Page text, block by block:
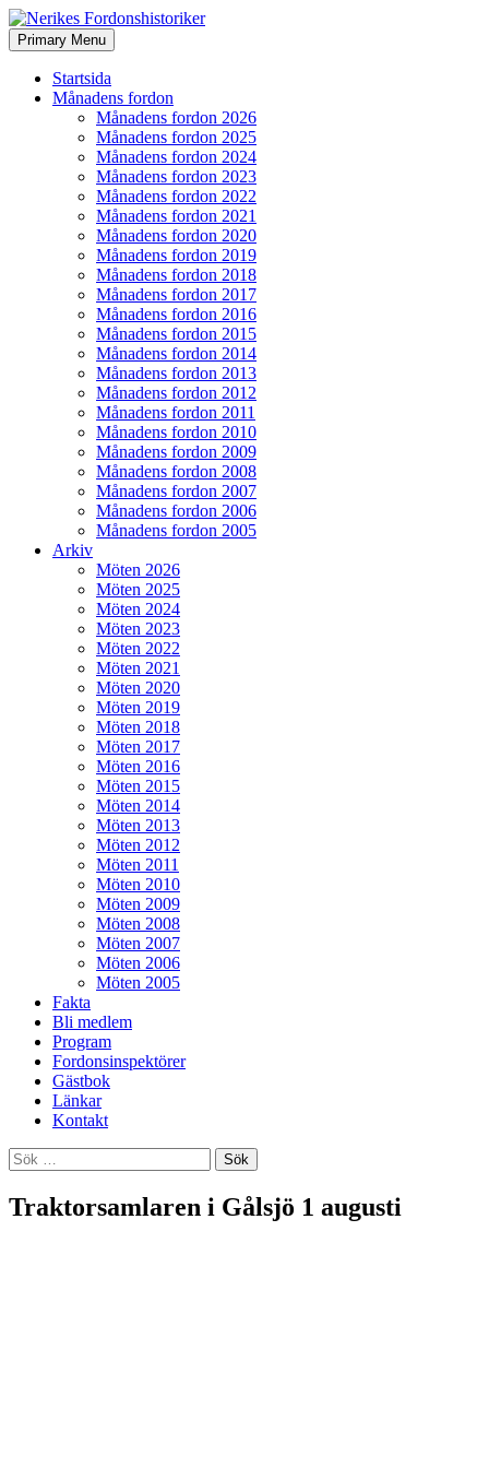
Nerikes Fordonshistoriker
Search
Primary Menu Skip
to
Startsida
Månadens fordon
Månadens fordon 2026
Månadens fordon 2025
Månadens fordon 2024
Månadens fordon 2023
Månadens fordon 2022
Månadens fordon 2021
Månadens fordon 2020
Månadens fordon 2019
Månadens fordon 2018
Månadens fordon 2017
Månadens fordon 2016
Månadens fordon 2015
Månadens fordon 2014
Månadens fordon 2013
Månadens fordon 2012
Månadens fordon 2011
Månadens fordon 2010
Månadens fordon 2009
Månadens fordon 2008
Månadens fordon 2007
Månadens fordon 2006
Månadens fordon 2005
Arkiv
Möten 2026
Möten 2025
Möten 2024
Möten 2023
Möten 2022
Möten 2021
Möten 2020
Möten 2019
Möten 2018
Möten 2017
Möten 2016
Möten 2015
Möten 2014
Möten 2013
Möten 2012
Möten 2011
Möten 2010
Möten 2009
Möten 2008
Möten 2007
Möten 2006
Möten 2005
Fakta
Bli medlem
Program
Fordonsinspektörer
Gästbok
Länkar
Kontakt
Sök
efter:
Traktorsamlaren i Gålsjö 1 augusti